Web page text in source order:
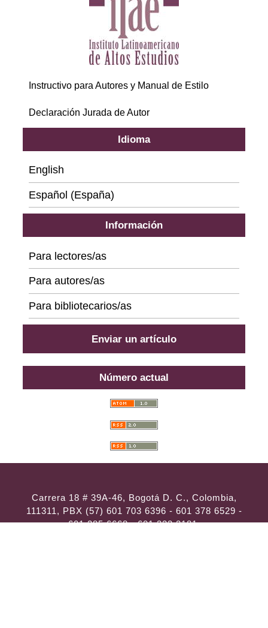
Instructivo para Autores y Manual de Estilo
Declaración Jurada de Autor
Idioma
English
Español (España)
Información
Para lectores/as
Para autores/as
Para bibliotecarios/as
Enviar un artículo
Número actual
Carrera 18 # 39A-46, Bogotá D. C., Colombia,
111311, PBX (57) 601 703 6396 - 601 378 6529 -
601 285 6668 - 601 323 2181,